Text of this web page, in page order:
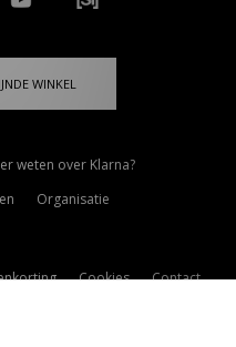
WINKEL
weten over Klarna?
Organisatie
Cookies
Contact